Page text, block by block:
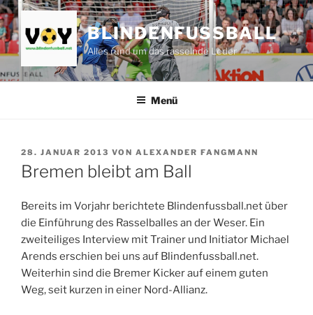
Zum
Inhalt
springen
BLINDENFUSSBALL
Alles rund um das rasselnde Leder
Menü
VERÖFFENTLICHT
AM
28. JANUAR 2013 VON ALEXANDER FANGMANN
Bremen bleibt am Ball
Bereits im Vorjahr berichtete Blindenfussball.net über
die Einführung des Rasselballes an der Weser. Ein
zweiteiliges Interview mit Trainer und Initiator Michael
Arends erschien bei uns auf Blindenfussball.net.
Weiterhin sind die Bremer Kicker auf einem guten
Weg, seit kurzen in einer Nord-Allianz.